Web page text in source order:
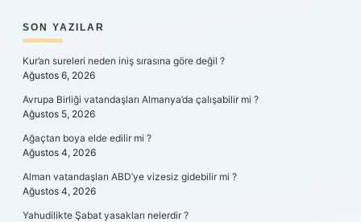
SIDEBAR
SON YAZILAR
Kur’an sureleri neden iniş sırasına göre değil ?
Ağustos 6, 2026
Avrupa Birliği vatandaşları Almanya’da çalışabilir mi ?
Ağustos 5, 2026
Ağaçtan boya elde edilir mi ?
Ağustos 4, 2026
Alman vatandaşları ABD’ye vizesiz gidebilir mi ?
Ağustos 4, 2026
Yahudilikte Şabat yasakları nelerdir ?